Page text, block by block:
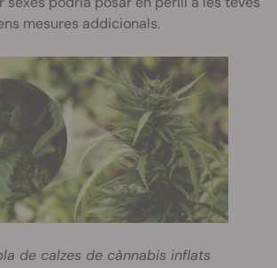
mesures addicionals.
de calzes de cànnabis inflats